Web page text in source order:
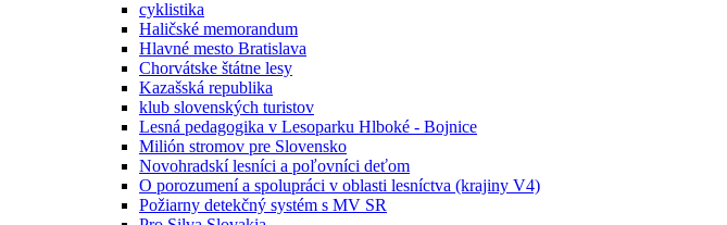
cyklistika
Haličské memorandum
Hlavné mesto Bratislava
Chorvátske štátne lesy
Kazašská republika
klub slovenských turistov
Lesná pedagogika v Lesoparku Hlboké - Bojnice
Milión stromov pre Slovensko
Novohradskí lesníci a poľovníci deťom
O porozumení a spolupráci v oblasti lesníctva (krajiny V4)
Požiarny detekčný systém s MV SR